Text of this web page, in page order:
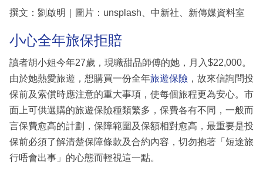
撰文：劉啟明｜圖片：unsplash、中新社、新傳媒資料室
小心全年旅保拒賠
讀者胡小姐今年27歲，現職甜品師傅的她，月入$22,000。
由於她熱愛旅遊，想購買一份全年旅遊保險 ，故來信詢問投
保前及索償時應注意的重大事項，使每個旅程更為安心。市
面上可供選購的旅遊保險種類繁多，保費各有不同，一般而
言保費愈高的計劃，保障範圍及保額相對愈高，最重要是投
保前必須了解清楚保障條款及合約內容，切勿抱著「短途旅
行唔會出事」的心態而輕視這一點。